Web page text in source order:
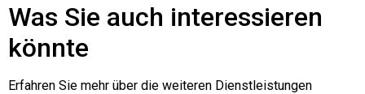
Was Sie auch interessieren
könnte
Erfahren Sie mehr über die weiteren Dienstleistungen